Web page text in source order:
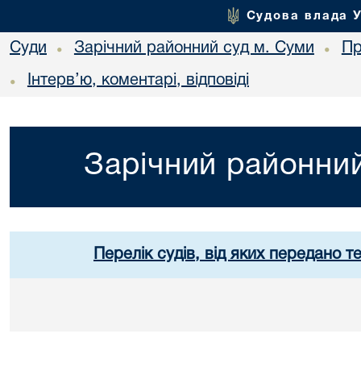
Судова влада
Суди • Зарічний районний суд м. Суми •
• Інтерв’ю, коментарі, відповіді
Зарічний
Перелік судів, від яких передано